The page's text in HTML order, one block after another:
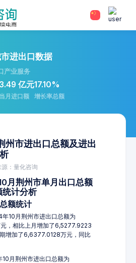
进出口数据
产业服务
3.49 亿元
当月进口额
17.10%
增长率总额
州市进出口总额及进出
源：量化咨询
月荆州市单月出口总额
统计分析
额统计
10月荆州市进出口总额为
，相比上月增加了6,5277.9223
增加了6,6377.0128万元，同比
月荆州市进出口总额为